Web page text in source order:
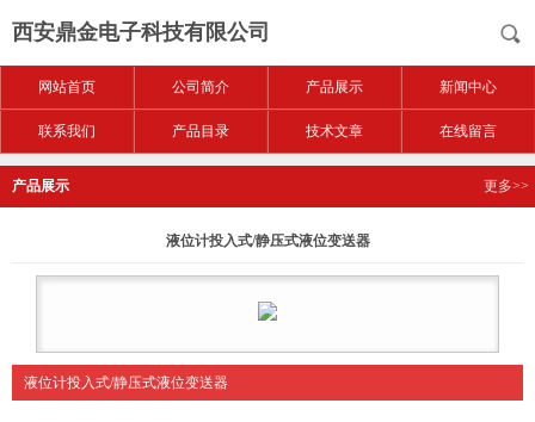
西安鼎金电子科技有限公司
网站首页 公司简介 产品展示 新闻中心
联系我们 产品目录 技术文章 在线留言
产品展示 更多>>
液位计投入式/静压式液位变送器
液位计投入式/静压式液位变送器